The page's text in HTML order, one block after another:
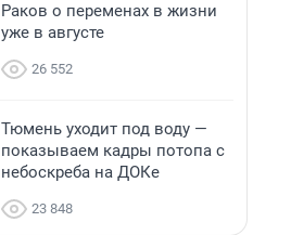
Раков о переменах в жизни
уже в августе
26 552
Тюмень уходит под воду —
показываем кадры потопа с
небоскреба на ДОКе
23 848